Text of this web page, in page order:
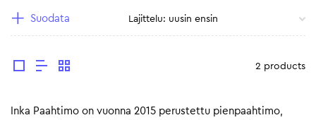
Suodata
2 products
Inka Paahtimo on vuonna 2015 perustettu pienpaahtimo,